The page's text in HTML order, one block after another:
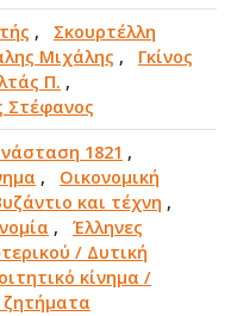
, Σκουρτέλλη
Μιχάλης , Γκίνος
Π. ,
Στέφανος
1821 ,
, Οικονομική
και τέχνη ,
, Έλληνες
/ Δυτική
κίνημα /